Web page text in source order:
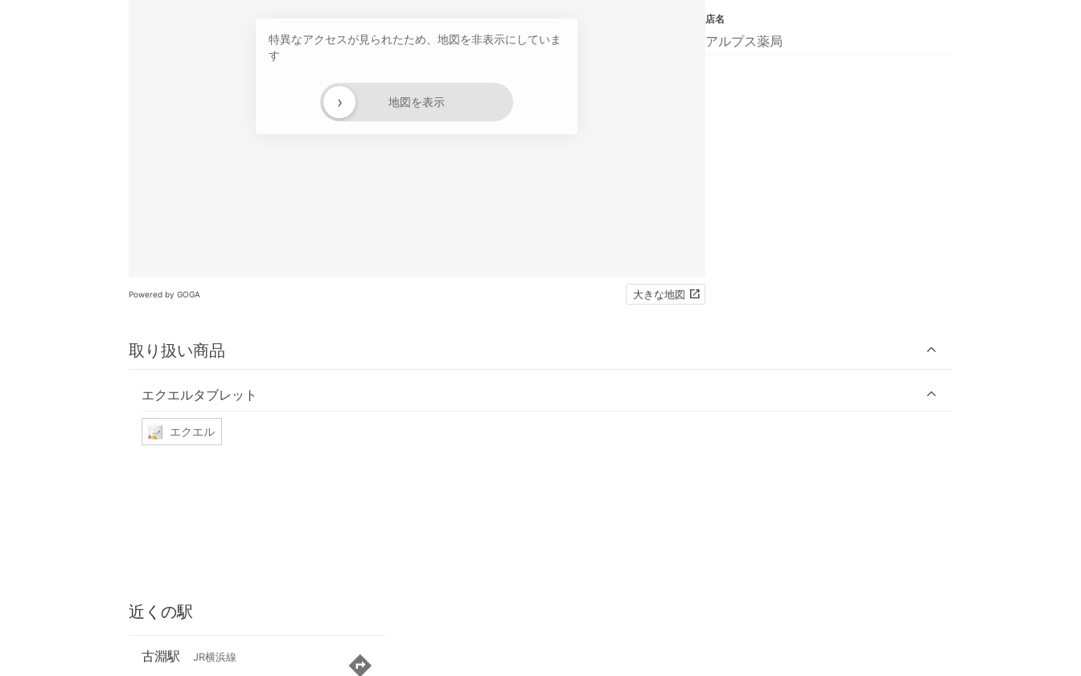
特異なアクセスが見られたため、地図を非表示にしていま
す
地図を表示
›
Powered by GOGA 大きな地図
取り扱い商品
エクエルタブレット
エクエル
店名
アルプス薬局
近くの駅
古淵駅 JR横浜線